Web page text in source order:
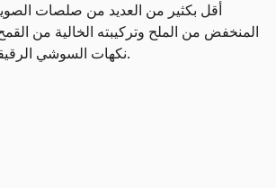
أقل بكثير من العديد من صلصات
المنخفض من الملح وتركيبته الخالية من القمح
نكهات السوشي الرقيقة دون التغلب عليها.